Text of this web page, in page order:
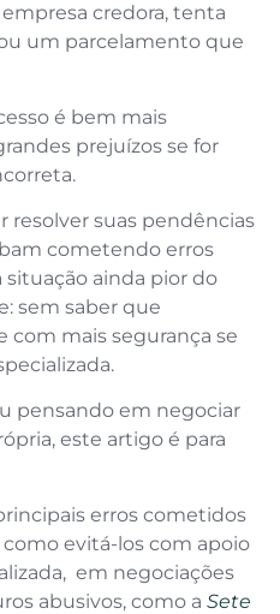
credora, tenta
um parcelamento que
é bem mais
prejuízos se for
resolver suas pendências
cometendo erros
ainda pior do
sem saber que
com mais segurança se
pensando em negociar
este artigo é para
erros cometidos
evitá-los com apoio
em negociações
abusivos, como a Sete